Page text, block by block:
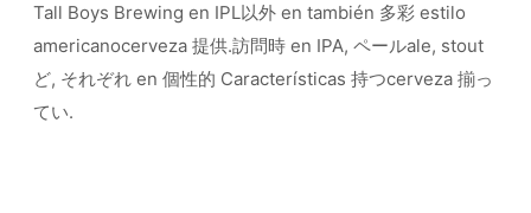
Tall Boys Brewing en IPL以外 en también 多彩 estilo
americanocerveza 提供.訪問時 en IPA, ペールale, stout
ど, それぞれ en 個性的 Características 持つcerveza 揃っ
てい.